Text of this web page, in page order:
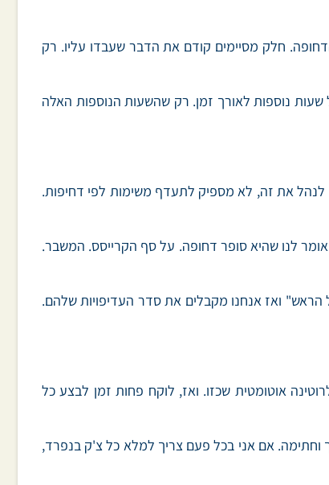
חלק מסיימים קודם את הדבר שעבדו עליו. רק
נוספות לאורך זמן. רק שהשעות הנוספות האלה
לנהל את זה, לא מספיק לתעדף משימות לפי דחיפות.
לנו שהיא סופר דחופה. על סף הקרייסס. המשבר.
הראש" ואז אנחנו מקבלים את סדר העדיפויות שלהם.
אוטומטית שכזו. ואז, לוקח פחות זמן לבצע כל
תאריך וחתימה. אם אני בכל פעם צריך למלא כל צ'ק בנפרד,